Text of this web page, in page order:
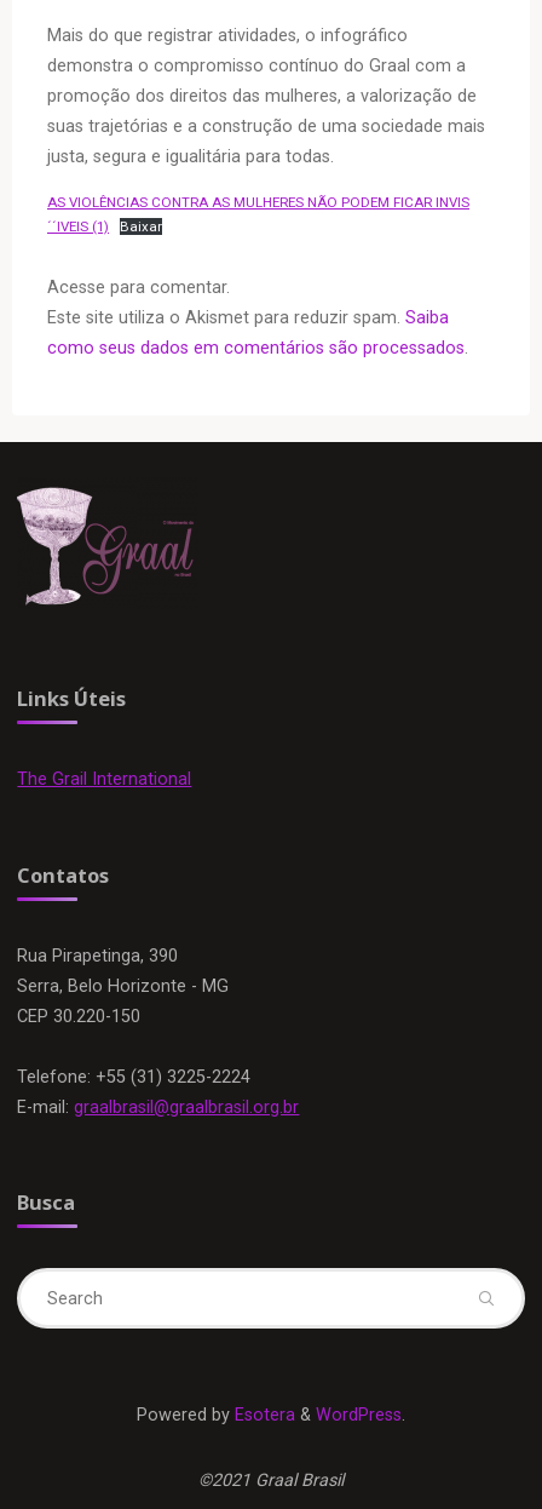
Mais do que registrar atividades, o infográfico
demonstra o compromisso contínuo do Graal com a
promoção dos direitos das mulheres, a valorização de
suas trajetórias e a construção de uma sociedade mais
justa, segura e igualitária para todas.
AS VIOLÊNCIAS CONTRA AS MULHERES NÃO PODEM FICAR INVIS
´´IVEIS (1)
Baixar
Acesse para comentar.
Este site utiliza o Akismet para reduzir spam. Saiba
como seus dados em comentários são processados.
Links Úteis
The Grail International
Contatos
Rua Pirapetinga, 390
Serra, Belo Horizonte - MG
CEP 30.220-150
Telefone: +55 (31) 3225-2224
E-mail:graalbrasil@graalbrasil.org.br
Busca
Powered by Esotera & WordPress.
©2021 Graal Brasil